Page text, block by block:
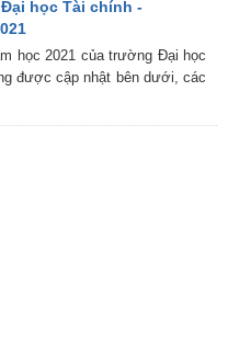
học Tài chính -
học 2021 của trường Đại học
được cập nhật bên dưới, các